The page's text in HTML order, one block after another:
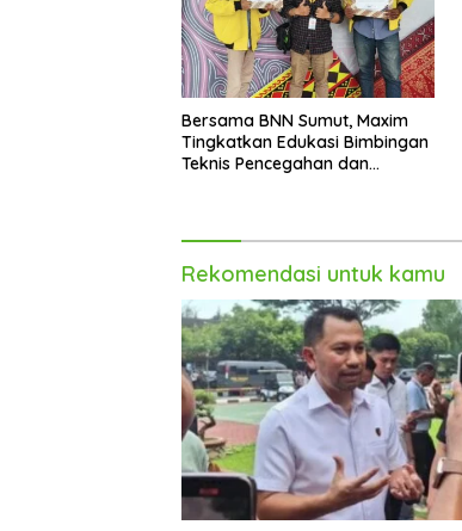
Bersama BNN Sumut, Maxim
Tingkatkan Edukasi Bimbingan
Teknis Pencegahan dan
Rekomendasi untuk kamu